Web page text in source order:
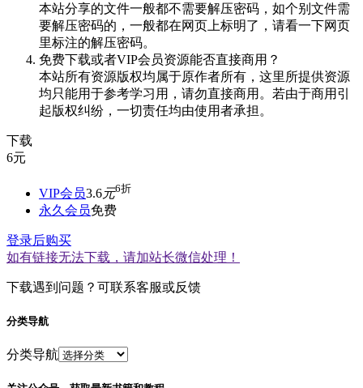
本站分享的文件一般都不需要解压密码，如个别文件需
要解压密码的，一般都在网页上标明了，请看一下网页
里标注的解压密码。
免费下载或者VIP会员资源能否直接商用？
本站所有资源版权均属于原作者所有，这里所提供资源
均只能用于参考学习用，请勿直接商用。若由于商用引
起版权纠纷，一切责任均由使用者承担。
下载
6元
VIP会员3.6元6折
永久会员免费
登录后购买
如有链接无法下载，请加站长微信处理！
下载遇到问题？可联系客服或反馈
分类导航
分类导航